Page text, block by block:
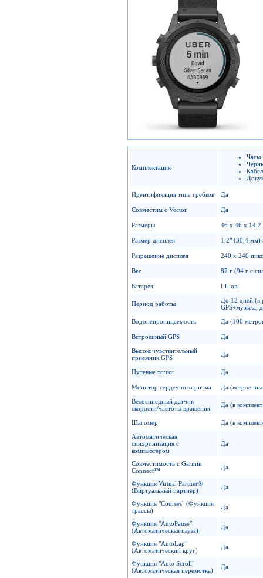
Комплектация
Часы
Идентификация типа гребков Да
Совместим с Vector Да
Размеры 46 x 46 x
Размер дисплея 1,2" (30,4 мм)
Разрешение дисплея 240 x 240
Вес 87 г (94 г с
Батарея Li-ion
Период работы
До 12 дней (в
GPS+музыка,
Водонепроницаемость
Да (100
Встроенный GPS
Да
Высокочувствительный
приемник GPS
Да
Путевые точки Да
Монитор сердечного ритма
Да
Велосипедный датчик
скорости/частоты вращения
Да (в
Шагомер
Да (в
Автоматическая
синхронизация с
компьютером
Да
Совместимость с Garmin
Connect™
Да
Функция Virtual Partner®
(Виртуальный партнер)
Да
Функция "Сourses" (Функция
трассы)
Да
Функция "AutoPause"
(Автоматическая пауза)
Да
Функция "AutoLap"
(Автоматический круг)
Да
Функция "Auto Scroll"
(Автоматическая перемотка)
Да